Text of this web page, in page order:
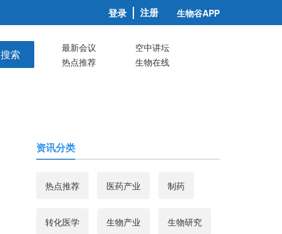
登录 注册 生物谷APP
搜索 最新会议
空中讲坛
热点推荐
生物在线
资讯分类
热点推荐 医药产业 制药
转化医学 生物产业 生物研究